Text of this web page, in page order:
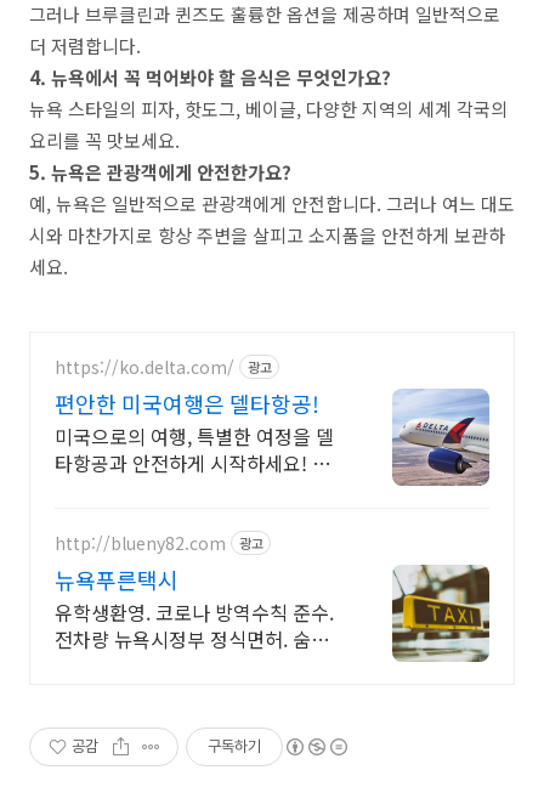
그러나 브루클린과 퀸즈도 훌륭한 옵션을 제공하며 일반적으로
더 저렴합니다.
4. 뉴욕에서 꼭 먹어봐야 할 음식은 무엇인가요?
뉴욕 스타일의 피자, 핫도그, 베이글, 다양한 지역의 세계 각국의
요리를 꼭 맛보세요.
5. 뉴욕은 관광객에게 안전한가요?
예, 뉴욕은 일반적으로 관광객에게 안전합니다. 그러나 여느 대도
시와 마찬가지로 항상 주변을 살피고 소지품을 안전하게 보관하
세요.
https://ko.delta.com/ 광고
편안한 미국여행은 델타항공!
미국으로의 여행, 특별한 여정을 델
타항공과 안전하게 시작하세요! 미
http://blueny82.com 광고
뉴욕푸른택시
유학생환영. 코로나 방역수칙 준수.
전차량 뉴욕시정부 정식면허. 숨겨
공감 구독하기